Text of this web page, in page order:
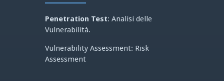
Penetration Test: Analisi delle
Vulnerabilità.
Vulnerability Assessment: Risk
Assessment